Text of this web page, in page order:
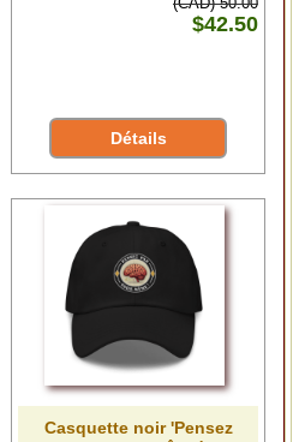
$42.50
Détails
Casquette noir 'Pensez